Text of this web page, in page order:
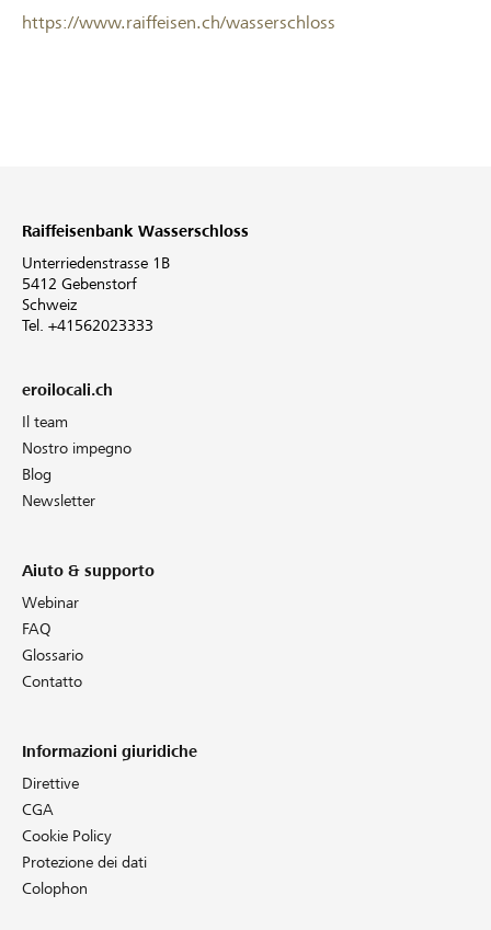
https://www.raiffeisen.ch/wasserschloss
Raiffeisenbank Wasserschloss
Unterriedenstrasse 1B
5412 Gebenstorf
Schweiz
Tel. +41562023333
eroilocali.ch
Il team
Nostro impegno
Blog
Newsletter
Aiuto & supporto
Webinar
FAQ
Glossario
Contatto
Informazioni giuridiche
Direttive
CGA
Cookie Policy
Protezione dei dati
Colophon